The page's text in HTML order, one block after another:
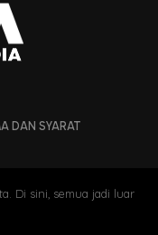
assignment
memang
memulakan
DAN SYARAT
Di sini, semua jadi luar